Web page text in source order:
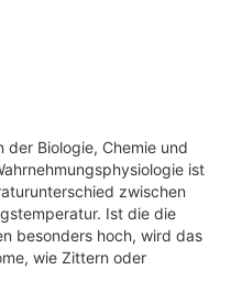
der Biologie, Chemie und
ist
zwischen
Ist die die
besonders hoch, wird das
wie Zittern oder